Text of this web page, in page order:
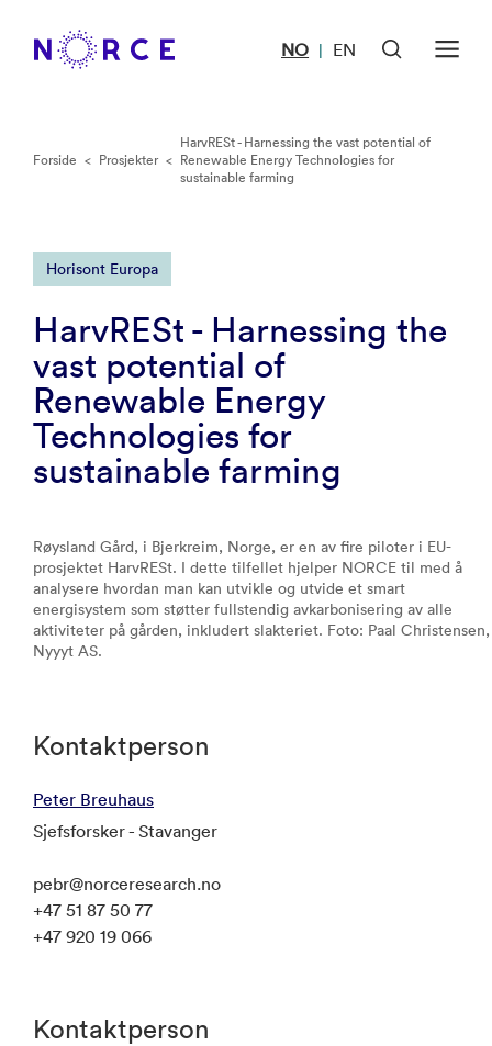
NO | EN
Forside < Prosjekter <
HarvRESt - Harnessing the vast potential of
Renewable Energy Technologies for
sustainable farming
Horisont Europa
HarvRESt - Harnessing the
vast potential of
Renewable Energy
Technologies for
sustainable farming
Røysland Gård, i Bjerkreim, Norge, er en av fire piloter i EU-
prosjektet HarvRESt. I dette tilfellet hjelper NORCE til med å
analysere hvordan man kan utvikle og utvide et smart
energisystem som støtter fullstendig avkarbonisering av alle
aktiviteter på gården, inkludert slakteriet. Foto: Paal Christensen,
Nyyyt AS.
Kontaktperson
Peter Breuhaus
Sjefsforsker - Stavanger
pebr@norceresearch.no
+47 51 87 50 77
+47 920 19 066
Kontaktperson